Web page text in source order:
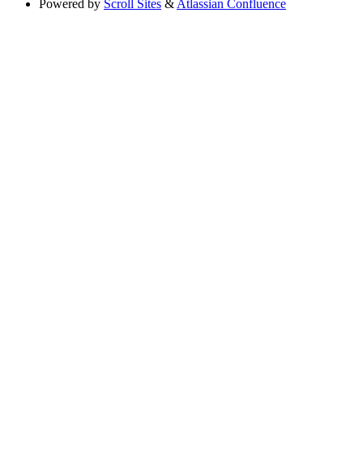
Powered by Scroll Sites & Atlassian Confluence